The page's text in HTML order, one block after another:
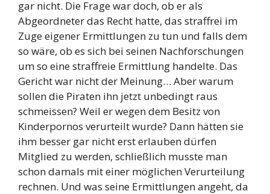
gar nicht. Die Frage war doch, ob er als
Abgeordneter das Recht hatte, das straffrei im
Zuge eigener Ermittlungen zu tun und falls dem
so wäre, ob es sich bei seinen Nachforschungen
um so eine straffreie Ermittlung handelte. Das
Gericht war nicht der Meinung… Aber warum
sollen die Piraten ihn jetzt unbedingt raus
schmeissen? Weil er wegen dem Besitz von
Kinderpornos verurteilt wurde? Dann hätten sie
ihm besser gar nicht erst erlauben dürfen
Mitglied zu werden, schließlich musste man
schon damals mit einer möglichen Verurteilung
rechnen. Und was seine Ermittlungen angeht, da